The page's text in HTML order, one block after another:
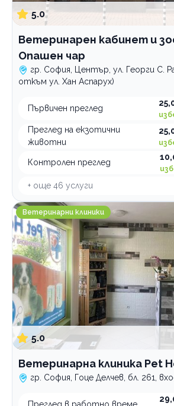
5.0
Ветеринарен кабинет и
Опашен чар
гр. София, Център, ул. Георги С.
откъм ул. Хан Аспарух)
Първичен преглед
Преглед на екзотични
животни
Контролен преглед
+ още 46 услуги
Ветеринарна клиника Pet Help
Ветеринарни клиники
5.0
Ветеринарна клиника Pet
гр. София, Гоце Делчев, бл. 261,